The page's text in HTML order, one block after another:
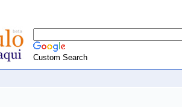
Custom Search